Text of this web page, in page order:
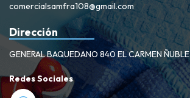
comercialsamfra108@gmail.com
Dirección
GENERAL BAQUEDANO 840 EL CARMEN ÑUBLE
Redes Sociales